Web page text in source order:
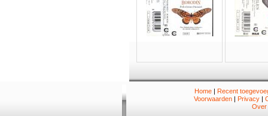
Home| Recent
Voorwaarden | Privacy |
Over